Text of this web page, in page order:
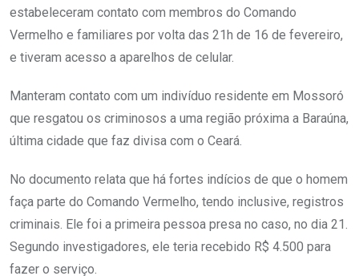
estabeleceram contato com membros do Comando
Vermelho e familiares por volta das 21h de 16 de fevereiro,
e tiveram acesso a aparelhos de celular.
Manteram contato com um indivíduo residente em Mossoró
que resgatou os criminosos a uma região próxima a Baraúna,
última cidade que faz divisa com o Ceará.
No documento relata que há fortes indícios de que o homem
faça parte do Comando Vermelho, tendo inclusive, registros
criminais. Ele foi a primeira pessoa presa no caso, no dia 21.
Segundo investigadores, ele teria recebido R$ 4.500 para
fazer o serviço.